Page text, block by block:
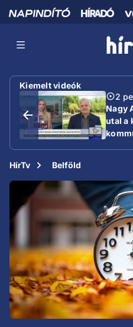
Kiemelt videók
2
Nagy
utal a
HírTv Belföld